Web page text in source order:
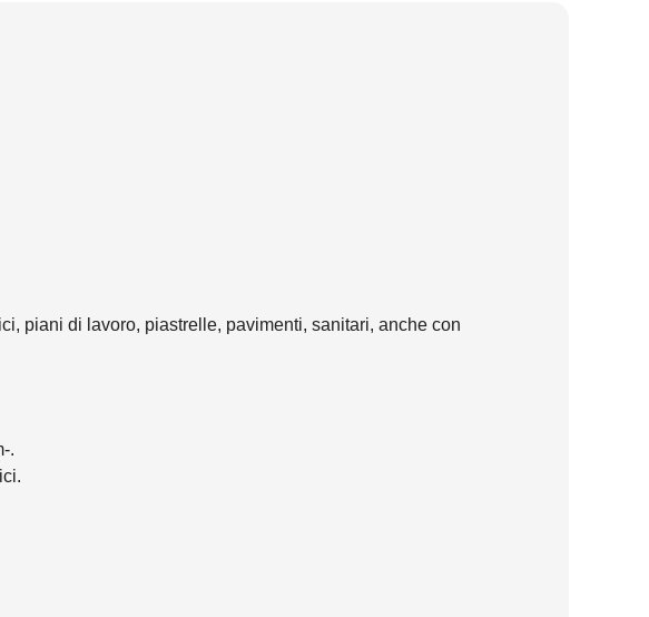
piani di lavoro, piastrelle, pavimenti, sanitari, anche con
.